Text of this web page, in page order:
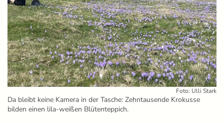
Foto: Ulli Stark
Da bleibt keine Kamera in der Tasche: Zehntausende Krokusse
bilden einen lila-weißen Blütenteppich.